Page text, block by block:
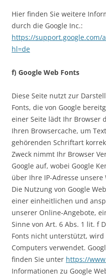
Hier finden Sie weitere
durch die Google Inc.:
https://support.google.com/
hl=de
f) Google Web Fonts
Diese Seite nutzt zur
Fonts, die von Google
einer Seite lädt Ihr Browser
Ihren Browsercache, um
gehörenden Schriftart
Zweck nimmt Ihr Browser
Google auf, wobei Google
über Ihre IP-Adresse
Die Nutzung von Google
einer einheitlichen und
unserer Online-Angebote,
Sinne von Art. 6 Abs. 1 lit. f
Fonts nicht unterstützt,
Computers verwendet.
finden Sie unter https://
Informationen zu Google